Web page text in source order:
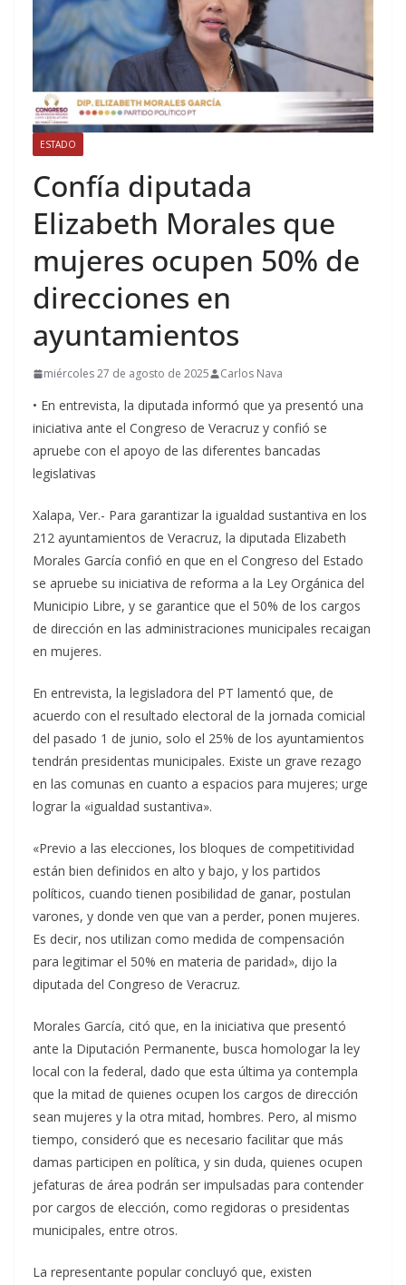
ESTADO
Confía diputada
Elizabeth Morales que
mujeres ocupen 50% de
direcciones en
ayuntamientos
miércoles 27 de agosto de 2025 Carlos Nava
• En entrevista, la diputada informó que ya presentó una
iniciativa ante el Congreso de Veracruz y confió se
apruebe con el apoyo de las diferentes bancadas
legislativas
Xalapa, Ver.- Para garantizar la igualdad sustantiva en los
212 ayuntamientos de Veracruz, la diputada Elizabeth
Morales García confió en que en el Congreso del Estado
se apruebe su iniciativa de reforma a la Ley Orgánica del
Municipio Libre, y se garantice que el 50% de los cargos
de dirección en las administraciones municipales recaigan
en mujeres.
En entrevista, la legisladora del PT lamentó que, de
acuerdo con el resultado electoral de la jornada comicial
del pasado 1 de junio, solo el 25% de los ayuntamientos
tendrán presidentas municipales. Existe un grave rezago
en las comunas en cuanto a espacios para mujeres; urge
lograr la «igualdad sustantiva».
«Previo a las elecciones, los bloques de competitividad
están bien definidos en alto y bajo, y los partidos
políticos, cuando tienen posibilidad de ganar, postulan
varones, y donde ven que van a perder, ponen mujeres.
Es decir, nos utilizan como medida de compensación
para legitimar el 50% en materia de paridad», dijo la
diputada del Congreso de Veracruz.
Morales García, citó que, en la iniciativa que presentó
ante la Diputación Permanente, busca homologar la ley
local con la federal, dado que esta última ya contempla
que la mitad de quienes ocupen los cargos de dirección
sean mujeres y la otra mitad, hombres. Pero, al mismo
tiempo, consideró que es necesario facilitar que más
damas participen en política, y sin duda, quienes ocupen
jefaturas de área podrán ser impulsadas para contender
por cargos de elección, como regidoras o presidentas
municipales, entre otros.
La representante popular concluyó que, existen